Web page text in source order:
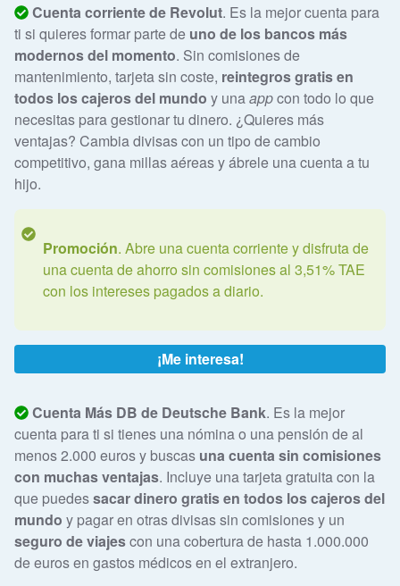
Cuenta corriente de Revolut. Es la mejor cuenta para
ti si quieres formar parte de uno de los bancos más
modernos del momento. Sin comisiones de
mantenimiento, tarjeta sin coste, reintegros gratis en
todos los cajeros del mundo y unaappcon todo lo que
necesitas para gestionar tu dinero. ¿Quieres más
ventajas? Cambia divisas con un tipo de cambio
competitivo, gana millas aéreas y ábrele una cuenta a tu
hijo.
Promoción. Abre una cuenta corriente y disfruta de
una cuenta de ahorro sin comisiones al 3,51% TAE
con los intereses pagados a diario.
¡Me interesa!
Cuenta Más DB de Deutsche Bank. Es la mejor
cuenta para ti si tienes una nómina o una pensión de al
menos 2.000 euros y buscas una cuenta sin comisiones
con muchas ventajas. Incluye una tarjeta gratuita con la
que puedessacar dinero gratis en todos los cajeros del
mundo y pagar en otras divisas sin comisiones y un
seguro de viajescon una cobertura de hasta 1.000.000
de euros en gastos médicos en el extranjero.